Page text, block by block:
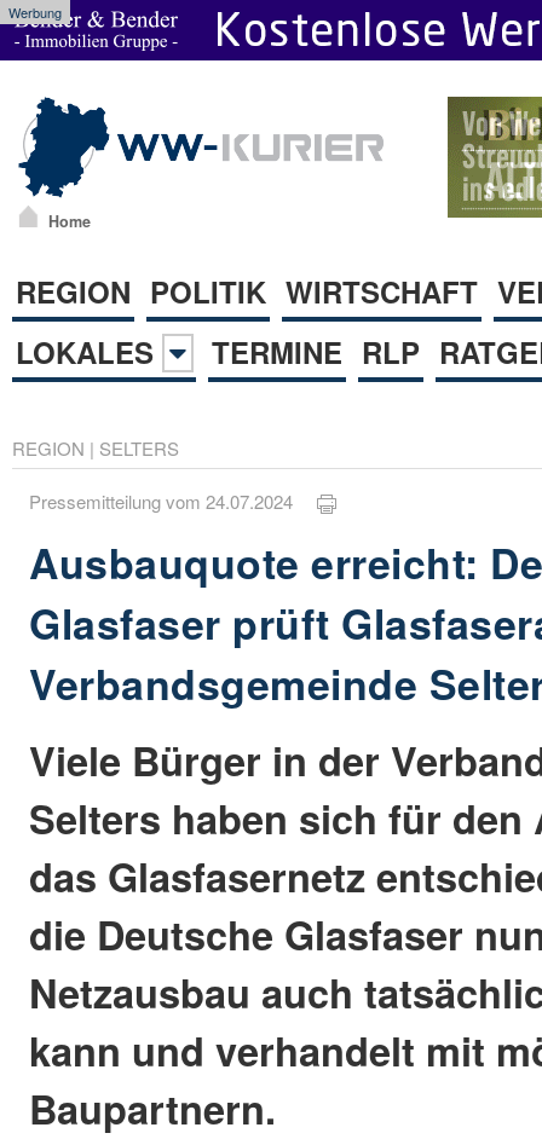
Werbung
Home
REGION POLITIK WIRTSCHAFT
LOKALES
TERMINE RLP
REGION | SELTERS
Pressemitteilung vom 24.07.2024
Ausbauquote erreicht:
Glasfaser prüft
Verbandsgemeinde
Viele Bürger in der
Selters haben sich für den
das Glasfasernetz
die Deutsche Glasfaser
Netzausbau auch
kann und verhandelt mit
Baupartnern.